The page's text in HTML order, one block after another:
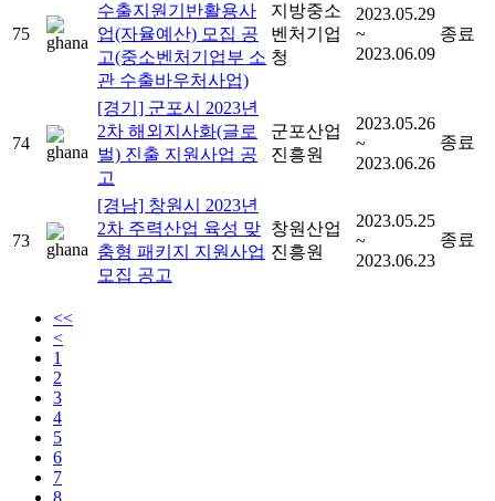
75
수출지원기반활용사
업(자율예산) 모집 공
고(중소벤처기업부 소
관 수출바우처사업)
지방중소
벤처기업
청
2023.05.29
~
2023.06.09
종료
74
[경기] 군포시 2023년
2차 해외지사화(글로
벌) 진출 지원사업 공
고
군포산업
진흥원
2023.05.26
~
2023.06.26
종료
73
[경남] 창원시 2023년
2차 주력산업 육성 맞
춤형 패키지 지원사업
모집 공고
창원산업
진흥원
2023.05.25
~
2023.06.23
종료
<<
<
1
2
3
4
5
6
7